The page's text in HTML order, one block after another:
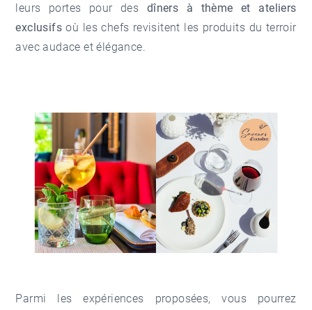
leurs portes pour des dîners à thème et ateliers
exclusifs où les chefs revisitent les produits du terroir
avec audace et élégance.
Parmi les expériences proposées, vous pourrez